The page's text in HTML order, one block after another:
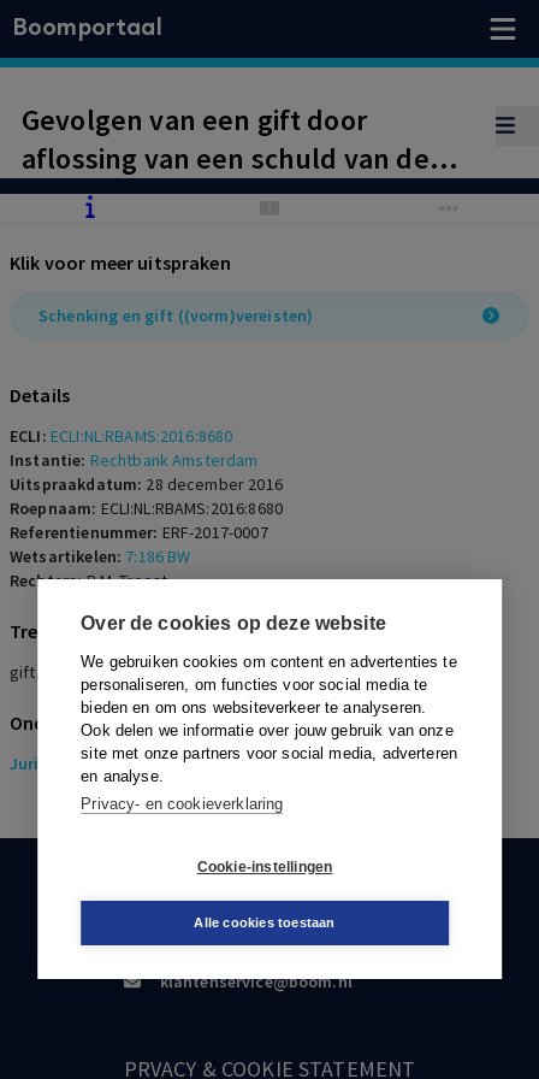
Over de cookies op deze website
We gebruiken cookies om content en advertenties te
personaliseren, om functies voor social media te
bieden en om ons websiteverkeer te analyseren.
Ook delen we informatie over jouw gebruik van onze
site met onze partners voor social media, adverteren
en analyse.
Privacy- en cookieverklaring
Cookie-instellingen
Alle cookies toestaan
Boomportaal
Gevolgen van een gift door
aflossing van een schuld van de
(gehuwde) begiftigde.
Klik voor meer uitspraken
Schenking en gift ((vorm)vereisten)
Details
ECLI: ECLI:NL:RBAMS:2016:8680
Instantie: Rechtbank Amsterdam
Uitspraakdatum: 28 december 2016
Roepnaam: ECLI:NL:RBAMS:2016:8680
Referentienummer: ERF-2017-0007
Wetsartikelen: 7:186 BW
Rechters:R.M. Troost
Trefwoorden
gift, aflossing, bankoverschrijving
Onderwerpen
Juridisch> Erfrecht
klantenservice@boom.nl
PRVACY & COOKIE STATEMENT